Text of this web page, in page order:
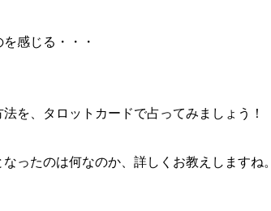
感じる・・・
を、タロットカードで占ってみましょう！
ったのは何なのか、詳しくお教えしますね。